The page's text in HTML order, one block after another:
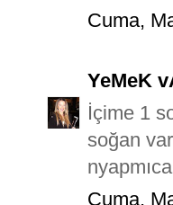
Cuma,
YeMeK
İçime 1
soğan
Cuma,